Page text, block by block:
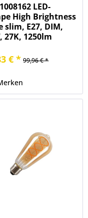
LED-
High Brightness
slim, E27, DIM,
27K, 1250lm
€ * 99,96 € *